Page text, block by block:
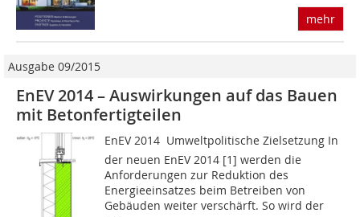
mehr
Ausgabe 09/2015
EnEV 2014 – Auswirkungen auf das Bauen
mit Betonfertigteilen
EnEV 2014  Umweltpolitische Zielsetzung In
der neuen EnEV 2014 [1] werden die
Anforderungen zur Reduktion des
Energieeinsatzes beim Betreiben von
Gebäuden weiter verschärft. So wird der